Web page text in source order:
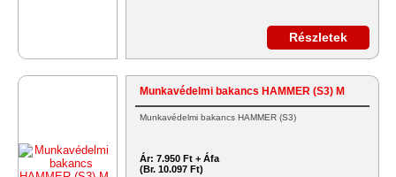
Részletek
Munkavédelmi bakancs HAMMER (S3) M
Munkavédelmi bakancs HAMMER (S3)
Ár: 7.950 Ft + Áfa
(Br. 10.097 Ft)